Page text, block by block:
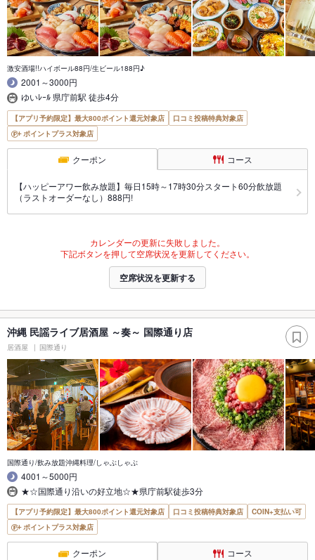
激安酒場!!ハイボール88円/生ビール188円♪
2001～3000円
ゆいﾚｰﾙ 県庁前駅 徒歩4分
【アプリ予約限定】最大800ポイント還元対象店
口コミ投稿特典対象店
ポイントプラス対象店
クーポン コース
【ハッピーアワー飲み放題】毎日15時～17時30分スタート60分飲放題
（ラストオーダーなし）888円!
カレンダーの更新に失敗しました。
下記ボタンを押して空席状況を更新してください。
空席状況を更新する
沖縄 民謡ライブ居酒屋 ～奏～ 国際通り店
居酒屋 国際通り
国際通り/飲み放題沖縄料理/しゃぶしゃぶ
4001～5000円
★☆国際通り沿いの好立地☆★県庁前駅徒歩3分
【アプリ予約限定】最大800ポイント還元対象店 口コミ投稿特典対象店
COIN+支払い可
ポイントプラス対象店
クーポン コース